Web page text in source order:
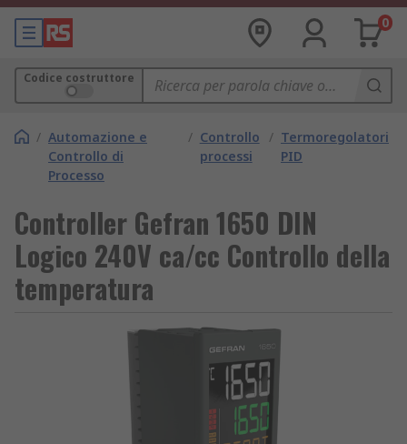
0
Codice costruttore
/ Automazione e
Controllo di
Processo
/ Controllo
processi
/ Termoregolatori
PID
Controller Gefran 1650 DIN
Logico 240V ca/cc Controllo della
temperatura